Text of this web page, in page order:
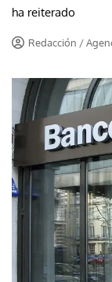
ha reiterado
Redacción /